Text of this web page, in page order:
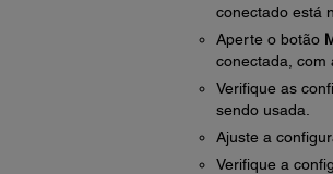
conectado está
Aperte o botão
conectada, com
Verifique as
sendo usada.
Ajuste a
Verifique a